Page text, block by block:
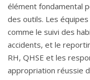
élément fondamental
des outils. Les
comme le suivi des
accidents, et le
RH, QHSE et les
appropriation réussie